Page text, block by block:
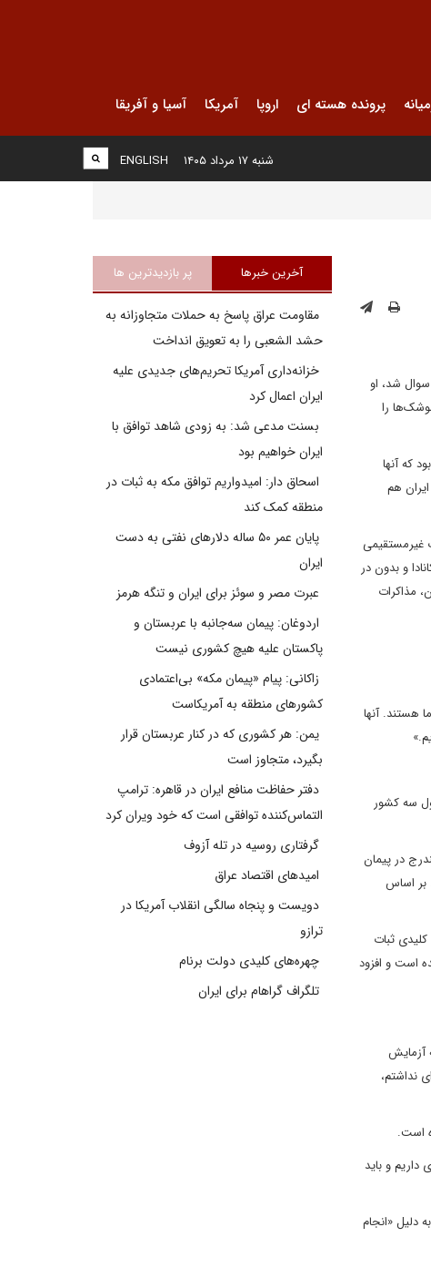
پرونده هسته ای اروپا آمریکا آسیا و آفریقا
ENGLISH شنبه ۱۷ مرداد ۱۴۰۵
فروش جنگنده‌های اف-۳۵ به عربستان سعودی سوال شد، او
را
آمریکا و رژیم صهیونیستی در ژوئن علیه تاسیسات هسته‌ای ایران گفت: «۲۲ سال بود که آنها
هم
غیرمستقیمی
وزرای امور خارجه گروه ۷ پس از جلسه‌ای در کانادا و بدون در
مذاکرات
هستند. آنها
سه کشور
یک سال به محدودیت‌های مندرج در پیمان
بر اساس
ثبات
است و افزود
آزمایش
نداشتم،
است.
و باید
دلیل «انجام
آخرین خبرها پر بازدیدترین ها
مقاومت عراق پاسخ به حملات متجاوزانه به
حشد الشعبی را به تعویق انداخت
خزانه‌داری آمریکا تحریم‌های جدیدی علیه
ایران اعمال کرد
بسنت مدعی شد: به زودی شاهد توافق با
ایران خواهیم بود
اسحاق دار: امیدواریم توافق مکه به ثبات در
منطقه کمک کند
پایان عمر ۵۰ ساله دلارهای نفتی به دست
ایران
عبرت مصر و سوئز برای ایران و تنگه هرمز
اردوغان: پیمان سه‌جانبه با عربستان و
پاکستان علیه هیچ کشوری نیست
زاکانی: پیام «پیمان مکه» بی‌اعتمادی
کشورهای منطقه به آمریکاست
یمن: هر کشوری که در کنار عربستان قرار
بگیرد، متجاوز است
دفتر حفاظت منافع ایران در قاهره: ترامپ
التماس‌کننده توافقی است که خود ویران کرد
گرفتاری روسیه در تله آزوف
امیدهای اقتصاد عراق
دویست و پنجاه سالگی انقلاب آمریکا در
ترازو
چهره‌های کلیدی دولت برنام
تلگراف گراهام برای ایران